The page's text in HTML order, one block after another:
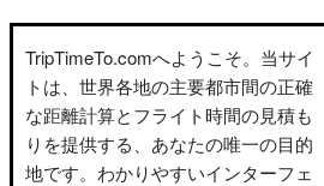
TripTimeTo.comへようこそ。当サイ
トは、世界各地の主要都市間の正確
な距離計算とフライト時間の見積も
りを提供する、あなたの唯一の目的
地です。わかりやすいインターフェ